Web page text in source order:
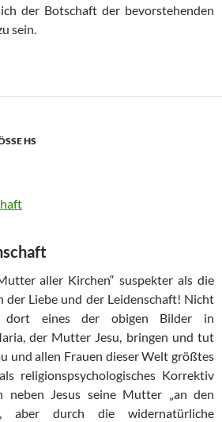
der Botschaft der bevorstehenden
sein.
HS
aller Kirchen“ suspekter als die
der Liebe und der Leidenschaft! Nicht
dort eines der obigen Bilder in
der Mutter Jesu, bringen und tut
und allen Frauen dieser Welt größtes
religionspsychologisches Korrektiv
neben Jesus seine Mutter „an den
aber durch die widernatürliche